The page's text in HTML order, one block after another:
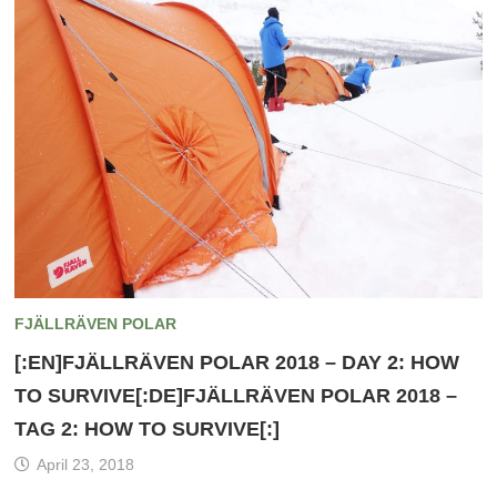
FJÄLLRÄVEN POLAR
[:EN]FJÄLLRÄVEN POLAR 2018 – DAY 2: HOW
TO SURVIVE[:DE]FJÄLLRÄVEN POLAR 2018 –
TAG 2: HOW TO SURVIVE[:]
April 23, 2018